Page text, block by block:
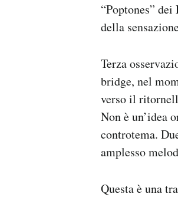
“Poptones”
della
Terza
bridge, nel
verso il
Non è un’idea
controtema.
amplesso
Questa è una